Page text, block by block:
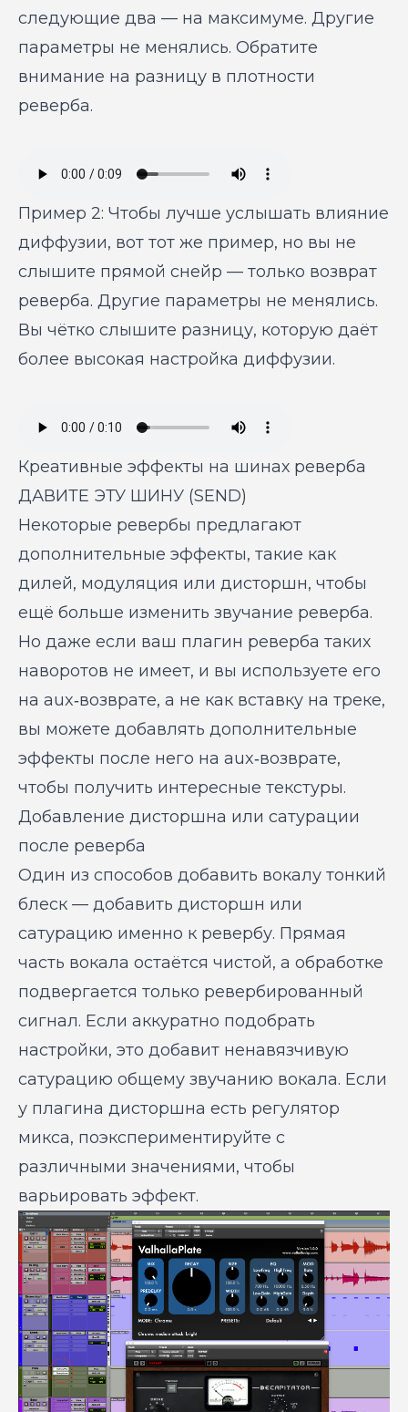
следующие два — на максимуме. Другие
параметры не менялись. Обратите
внимание на разницу в плотности
реверба.
Пример 2: Чтобы лучше услышать влияние
диффузии, вот тот же пример, но вы не
слышите прямой снейр — только возврат
реверба. Другие параметры не менялись.
Вы чётко слышите разницу, которую даёт
более высокая настройка диффузии.
Креативные эффекты на шинах реверба
ДАВИТЕ ЭТУ ШИНУ (SEND)
Некоторые ревербы предлагают
дополнительные эффекты, такие как
дилей, модуляция или дисторшн, чтобы
ещё больше изменить звучание реверба.
Но даже если ваш плагин реверба таких
наворотов не имеет, и вы используете его
на aux‑возврате, а не как вставку на треке,
вы можете добавлять дополнительные
эффекты после него на aux‑возврате,
чтобы получить интересные текстуры.
Добавление дисторшна или сатурации
после реверба
Один из способов добавить вокалу тонкий
блеск — добавить дисторшн или
сатурацию именно к ревербу. Прямая
часть вокала остаётся чистой, а обработке
подвергается только ревербированный
сигнал. Если аккуратно подобрать
настройки, это добавит ненавязчивую
сатурацию общему звучанию вокала. Если
у плагина дисторшна есть регулятор
микса, поэкспериментируйте с
различными значениями, чтобы
варьировать эффект.